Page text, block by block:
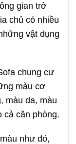
gian trở
chủ có nhiều
vật dụng
chung cư
màu cơ
màu da, màu
căn phòng.
như đỏ,